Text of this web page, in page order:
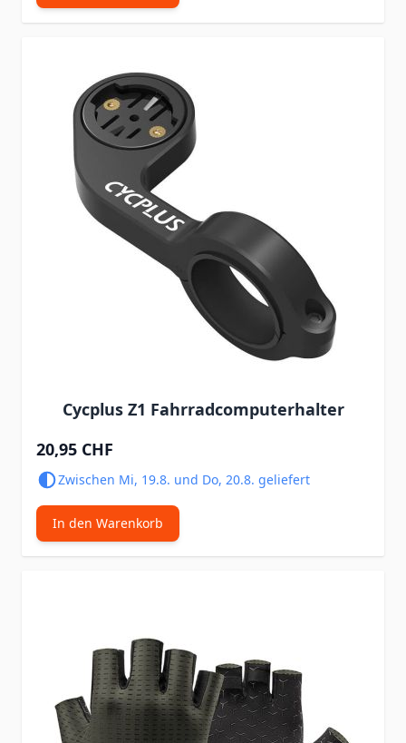
Cycplus Z1 Fahrradcomputerhalter
20,95 CHF
Zwischen Mi, 19.8. und Do, 20.8. geliefert
In den Warenkorb